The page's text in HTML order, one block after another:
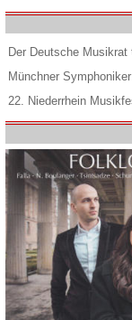
Der Deutsche
Münchner
22. Niederrhein